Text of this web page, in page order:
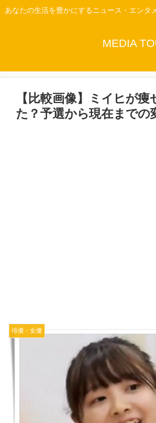
あなたの生活を豊かにするニュース・エンタ
MEDIA
【比較画像】ミイヒが
た？予選から現在までの
俳優・女優